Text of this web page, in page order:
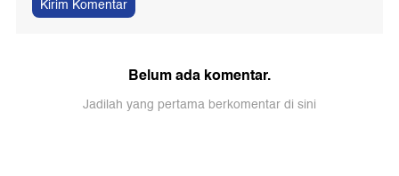
Kirim Komentar
Belum ada komentar.
Jadilah yang pertama berkomentar di sini